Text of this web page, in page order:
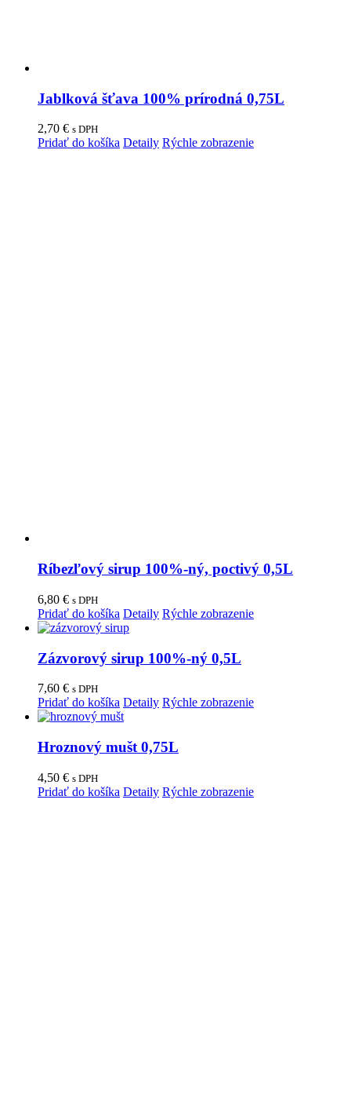
Jablková šťava 100% prírodná 0,75L
2,70 € s DPH
Pridať do košíka Detaily Rýchle zobrazenie
Ríbezľový sirup 100%-ný, poctivý 0,5L
6,80 € s DPH
Pridať do košíka Detaily Rýchle zobrazenie
Zázvorový sirup 100%-ný 0,5L
7,60 € s DPH
Pridať do košíka Detaily Rýchle zobrazenie
Hroznový mušt 0,75L
4,50 € s DPH
Pridať do košíka Detaily Rýchle zobrazenie